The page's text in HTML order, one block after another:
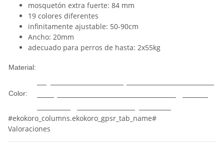
mosquetón extra fuerte: 84 mm
19 colores diferentes
infinitamente ajustable: 50-90cm
Ancho: 20mm
adecuado para perros de hasta: 2x55kg
Material:
Color:
#ekokoro_columns.ekokoro_gpsr_tab_name#
Valoraciones